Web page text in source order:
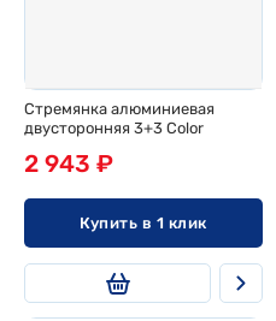
Стремянка алюминиевая
двусторонняя 3+3 Color
2 943 ₽
Купить в 1 клик